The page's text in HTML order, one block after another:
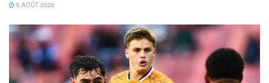
6 AOÛT 2026